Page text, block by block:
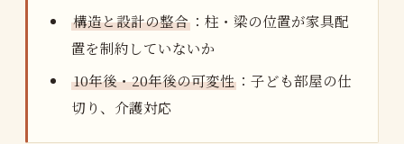
構造と設計の整合 ：柱・梁の位置が家具配
置を制約していないか
10年後・20年後の可変性 ：子ども部屋の仕
切り、介護対応